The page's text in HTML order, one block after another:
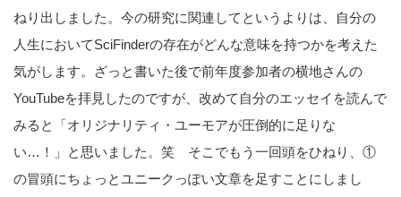
ねり出しました。今の研究に関連してというよりは、自分の
人生においてSciFinderの存在がどんな意味を持つかを考えた
気がします。ざっと書いた後で前年度参加者の横地さんの
YouTubeを拝見したのですが、改めて自分のエッセイを読んで
みると「オリジナリティ・ユーモアが圧倒的に足りな
い…！」と思いました。笑 そこでもう一回頭をひねり、①
の冒頭にちょっとユニークっぽい文章を足すことにしまし